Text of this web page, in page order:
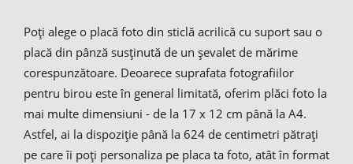
Poți alege o placă foto din sticlă acrilică cu suport sau o
placă din pânză susținută de un șevalet de mărime
corespunzătoare. Deoarece suprafata fotografiilor
pentru birou este în general limitată, oferim plăci foto la
mai multe dimensiuni - de la 17 x 12 cm până la A4.
Astfel, ai la dispoziție până la 624 de centimetri pătrați
pe care îi poți personaliza pe placa ta foto, atât în format